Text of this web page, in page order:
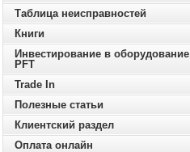
Таблица неисправностей
Книги
Инвестирование в оборудование
PFT
Trade In
Полезные статьи
Клиентский раздел
Оплата онлайн